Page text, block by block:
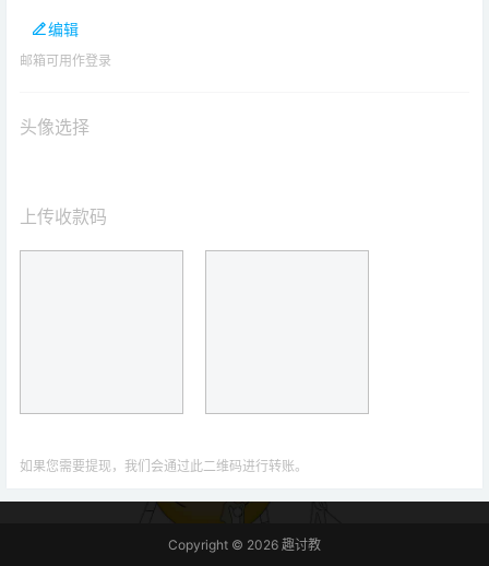
编辑
邮箱可用作登录
头像选择
上传收款码
如果您需要提现，我们会通过此二维码进行转账。
Copyright © 2026 趣讨教